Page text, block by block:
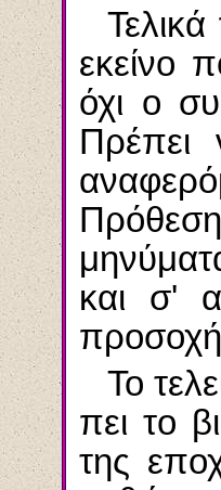
εκείνο
όχι ο
Πρέπει
και σ'
Το
πει το
της